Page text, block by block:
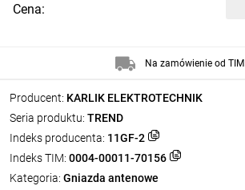
Producent: KARLIK ELEKTROTECHNIK
Seria produktu: TREND
Indeks producenta: 11GF-2
Indeks TIM: 0004-00011-70156
Kategoria: Gniazda antenowe
Cena:
Na zamówienie od TIM